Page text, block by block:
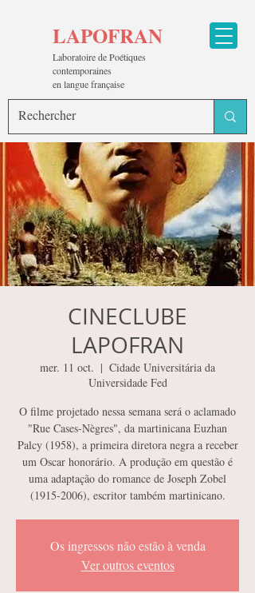
LAPOFRAN
Laboratoire de Poétiques
contemporaines
en langue française
CINECLUBE
LAPOFRAN
mer. 11 oct.
  |
Cidade Universitária da
Universidade Fed
O filme projetado nessa semana será o aclamado
"Rue Cases-Nègres", da martinicana Euzhan
Palcy (1958), a primeira diretora negra a receber
um Oscar honorário. A produção em questão é
uma adaptação do romance de Joseph Zobel
(1915-2006), escritor também martinicano.
Os ingressos não estão à venda
Ver outros eventos